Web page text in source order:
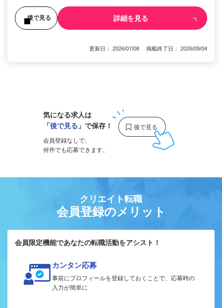
後で見る 詳細を見る
更新日： 2026/07/08 掲載終了日： 2026/09/04
気になる求人は
「後で見る 」で保存！
会員登録なしで、
何件でも応募できます。
クリエイト転職
会員登録のメリット
会員限定機能であなたの転職活動をアシスト！
カンタン応募
事前にプロフィールを登録しておくことで、応募時の
入力が簡単に